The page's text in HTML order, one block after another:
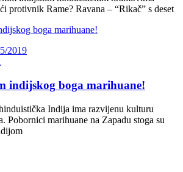
protivnik Rame? Ravana – “Rikač” s deset
2019
indijskog boga marihuane!
Indija ima razvijenu kulturu
Pobornici marihuane na Zapadu stoga su